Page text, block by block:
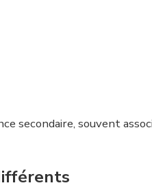
secondaire, souvent